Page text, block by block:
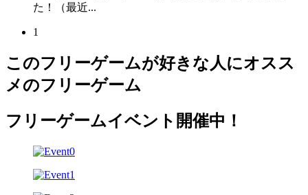
た！（最近...
1
このフリーゲームが好きな人にオスス
メのフリーゲーム
フリーゲームイベント開催中！